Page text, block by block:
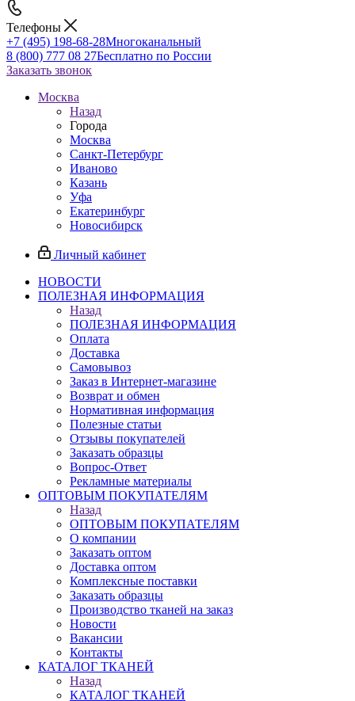
Телефоны
+7 (495) 198-68-28Многоканальный
8 (800) 777 08 27Бесплатно по России
Заказать звонок
Москва
Назад
Города
Москва
Санкт-Петербург
Иваново
Казань
Уфа
Екатеринбург
Новосибирск
Личный кабинет
НОВОСТИ
ПОЛЕЗНАЯ ИНФОРМАЦИЯ
Назад
ПОЛЕЗНАЯ ИНФОРМАЦИЯ
Оплата
Доставка
Самовывоз
Заказ в Интернет-магазине
Возврат и обмен
Нормативная информация
Полезные статьи
Отзывы покупателей
Заказать образцы
Вопрос-Ответ
Рекламные материалы
ОПТОВЫМ ПОКУПАТЕЛЯМ
Назад
ОПТОВЫМ ПОКУПАТЕЛЯМ
О компании
Заказать оптом
Доставка оптом
Комплексные поставки
Заказать образцы
Производство тканей на заказ
Новости
Вакансии
Контакты
КАТАЛОГ ТКАНЕЙ
Назад
КАТАЛОГ ТКАНЕЙ